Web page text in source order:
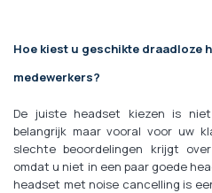
Hoe kiest u geschikte draadloze
medewerkers?
De juiste headset kiezen is
belangrijk maar vooral voor uw
slechte beoordelingen krijgt
omdat u niet in een paar goede
headset met noise cancelling is